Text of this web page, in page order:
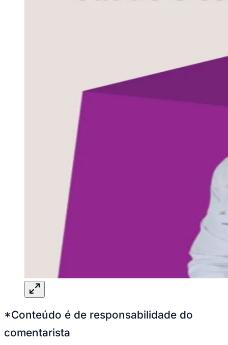
*Conteúdo é de responsabilidade do
comentarista